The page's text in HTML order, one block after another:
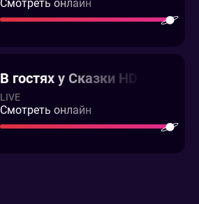
Смотреть онлайн
В гостях у Сказки HD
LIVE
Смотреть онлайн